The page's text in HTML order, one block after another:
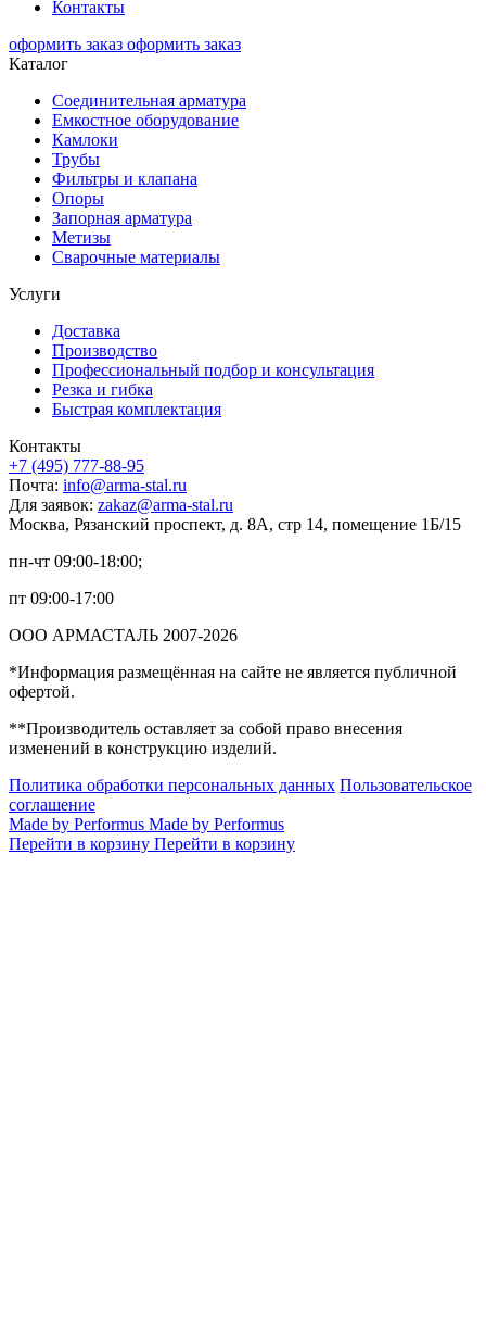
Контакты
оформить заказ оформить заказ
Каталог
Соединительная арматура
Емкостное оборудование
Камлоки
Трубы
Фильтры и клапана
Опоры
Запорная арматура
Метизы
Сварочные материалы
Услуги
Доставка
Производство
Профессиональный подбор и консультация
Резка и гибка
Быстрая комплектация
Контакты
+7 (495) 777-88-95
Почта: info@arma-stal.ru
Для заявок: zakaz@arma-stal.ru
Москва, Рязанский проспект, д. 8А, стр 14, помещение 1Б/15
пн-чт 09:00-18:00;
пт 09:00-17:00
ООО АРМАСТАЛЬ 2007-2026
*Информация размещённая на сайте не является публичной
офертой.
**Производитель оставляет за собой право внесения
изменений в конструкцию изделий.
Политика обработки персональных данных Пользовательское
соглашение
Made by Performus Made by Performus
Перейти в корзину Перейти в корзину